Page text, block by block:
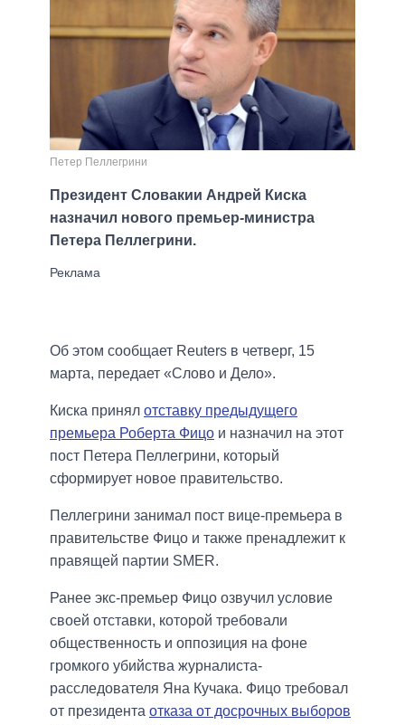
Петер Пеллегрини
Президент Словакии Андрей Киска
назначил нового премьер-министра
Петера Пеллегрини.
Об этом сообщает Reuters в четверг, 15
марта, передает «Слово и Дело».
Киска принял отставку предыдущего
премьера Роберта Фицо и назначил на этот
пост Петера Пеллегрини, который
сформирует новое правительство.
Пеллегрини занимал пост вице-премьера в
правительстве Фицо и также пренадлежит к
правящей партии SMER.
Ранее экс-премьер Фицо озвучил условие
своей отставки, которой требовали
общественность и оппозиция на фоне
громкого убийства журналиста-
расследователя Яна Кучака. Фицо требовал
от президента отказа от досрочных выборов